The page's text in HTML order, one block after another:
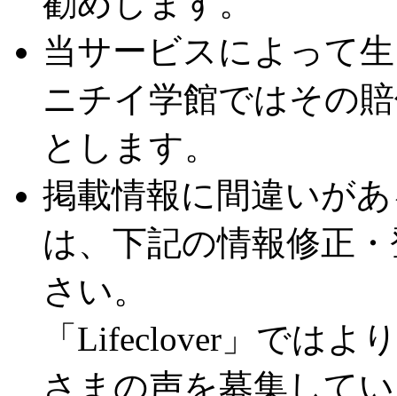
当サービスによって
ニチイ学館ではその
とします。
掲載情報に間違いが
は、下記の情報修正
さい。
「Lifeclover」ではよ
さまの声を募集して